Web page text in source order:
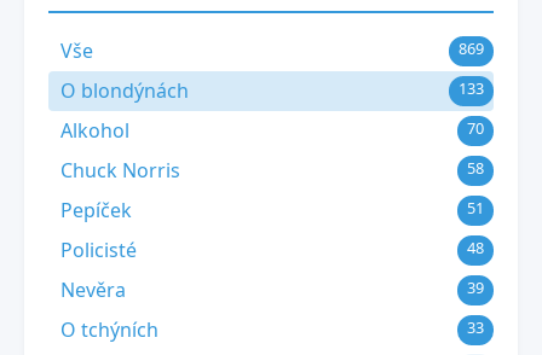
Vše 869
O blondýnách 133
Alkohol 70
Chuck Norris 58
Pepíček 51
Policisté 48
Nevěra 39
O tchýních 33